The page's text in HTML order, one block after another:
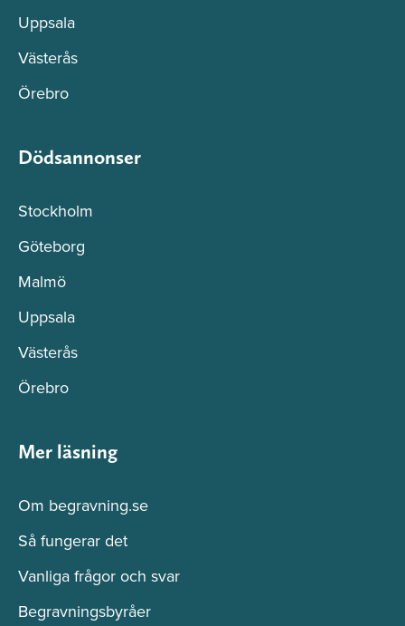
Uppsala
Västerås
Örebro
Dödsannonser
Stockholm
Göteborg
Malmö
Uppsala
Västerås
Örebro
Mer läsning
Om begravning.se
Så fungerar det
Vanliga frågor och svar
Begravningsbyråer